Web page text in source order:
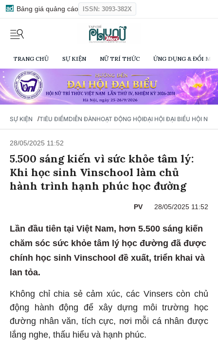
Bảng giá quảng cáo ISSN: 3093-382X
TRANG CHỦ SỰ KIỆN NỮ TRÍ THỨC ỨNG DỤNG & ĐỔI
SỰ KIỆN /TIÊU ĐIỂMDIỄN ĐÀNHOẠT ĐỘNG HỘIĐẠI HỘI ĐẠI BIỂU HỘI NỮ
28/05/2025 11:52
5.500 sáng kiến vì sức khỏe tâm lý:
Khi học sinh Vinschool làm chủ
hành trình hạnh phúc học đường
PV 28/05/2025 11:52
Lần đầu tiên tại Việt Nam, hơn 5.500 sáng kiến
chăm sóc sức khỏe tâm lý học đường đã được
chính học sinh Vinschool đề xuất, triển khai và
lan tỏa.
Không chỉ chia sẻ cảm xúc, các Vinsers còn chủ
động hành động để xây dựng môi trường học
đường nhân văn, tích cực, nơi mỗi cá nhân được
lắng nghe, thấu hiểu và hạnh phúc.